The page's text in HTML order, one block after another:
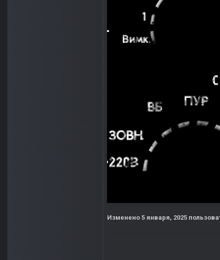
Изменено 5 января, 2025